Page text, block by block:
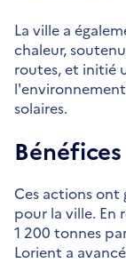
La ville a
chaleur,
routes, et initié
solaires.
Bénéfices
Ces actions ont
pour la ville. En
1 200 tonnes
Lorient a